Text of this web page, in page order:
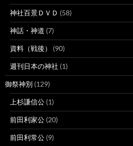
神社百景ＤＶＤ (58)
神話・神道 (7)
資料（戦後） (90)
週刊日本の神社 (1)
御祭神別 (129)
上杉謙信公 (1)
前田利家公 (20)
前田利常公 (9)